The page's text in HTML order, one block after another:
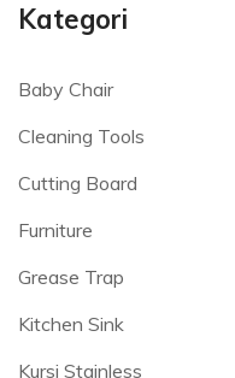
Kategori
Baby Chair
Cleaning Tools
Cutting Board
Furniture
Grease Trap
Kitchen Sink
Kursi Stainless